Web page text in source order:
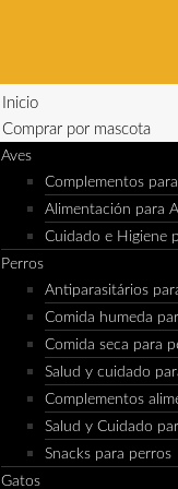
Inicio
Comprar por mascota
Aves
Complementos
Alimentación para
Cuidado e Higiene
Perros
Antiparasitários
Comida humeda
Comida seca para
Salud y cuidado
Complementos
Salud y Cuidado
Snacks para perros
Gatos